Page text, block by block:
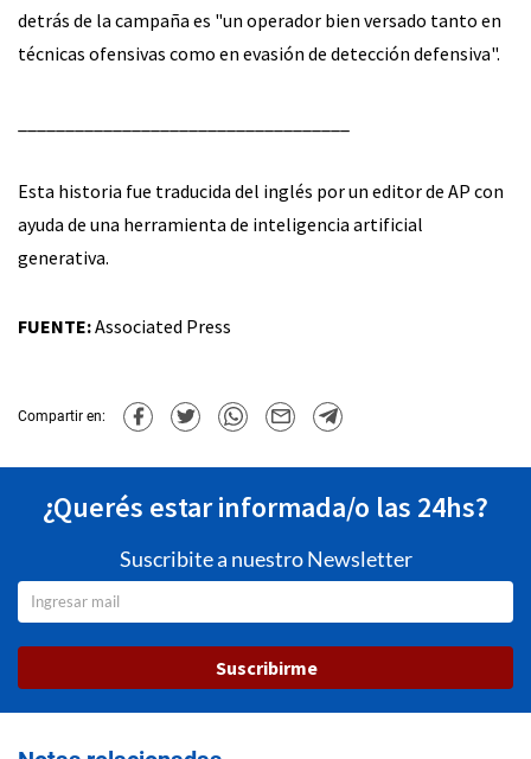
detrás de la campaña es "un operador bien versado tanto en
técnicas ofensivas como en evasión de detección defensiva".
Esta historia fue traducida del inglés por un editor de AP con
ayuda de una herramienta de inteligencia artificial
generativa.
FUENTE:Associated Press
Compartir en:
¿Querés estar informada/o las 24hs?
Suscribite a nuestro Newsletter
Suscribirme